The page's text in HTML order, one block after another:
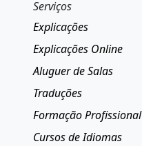
Serviços
Explicações
Explicações Online
Aluguer de Salas
Traduções
Formação Profissional
Cursos de Idiomas